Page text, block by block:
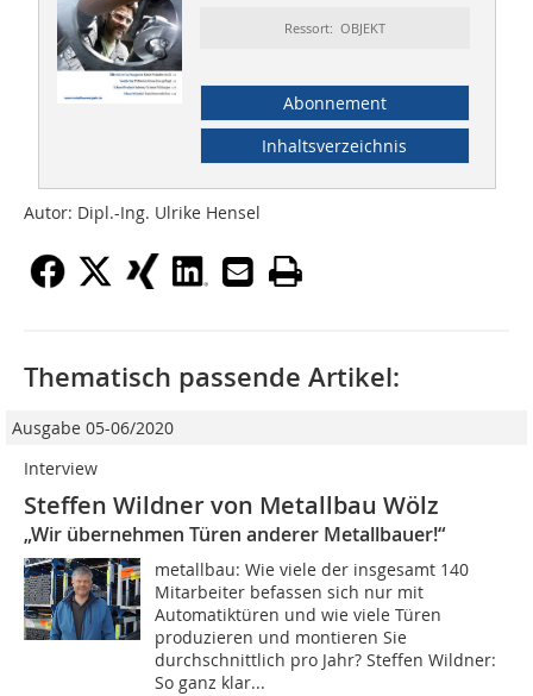
Ressort: OBJEKT
Abonnement
Inhaltsverzeichnis
Autor: Dipl.-Ing. Ulrike Hensel
Thematisch passende Artikel:
Ausgabe 05-06/2020
Interview
Steffen Wildner von Metallbau Wölz
„Wir übernehmen Türen anderer Metallbauer!“
metallbau: Wie viele der insgesamt 140
Mitarbeiter befassen sich nur mit
Automatiktüren und wie viele Türen
produzieren und montieren Sie
durchschnittlich pro Jahr? Steffen Wildner:
So ganz klar...